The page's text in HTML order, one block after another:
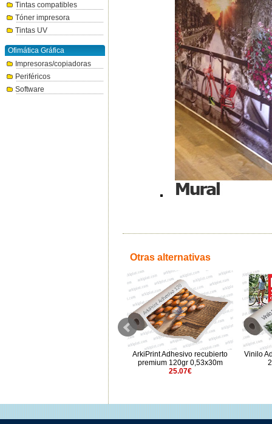
Tintas compatibles
Tóner impresora
Tintas UV
Ofimática Gráfica
Impresoras/copiadoras
Periféricos
Software
Otras alternativas
Vinilo Adhesivo Matte Estándar
ArkiPrint Adhesivo recubierto
premium 120gr 0,53x30m
25.07€
Vinilo